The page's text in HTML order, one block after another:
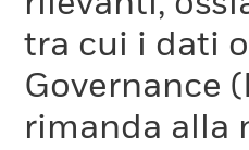
tra cui i dati
Governance
rimanda alla